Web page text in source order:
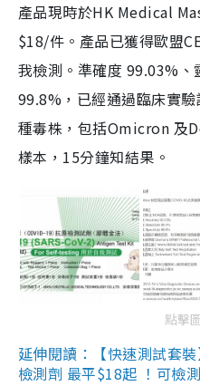
產品現時於HK Medical
$18/件。產品已獲得歐盟
我檢測。準確度 99.03%
99.8%，已經通過臨床實
種毒株，包括Omicron 及
樣本，15分鐘知結果。
點擊
延伸閱讀：【快速測試套
檢測劑 最平$18起 ！可檢